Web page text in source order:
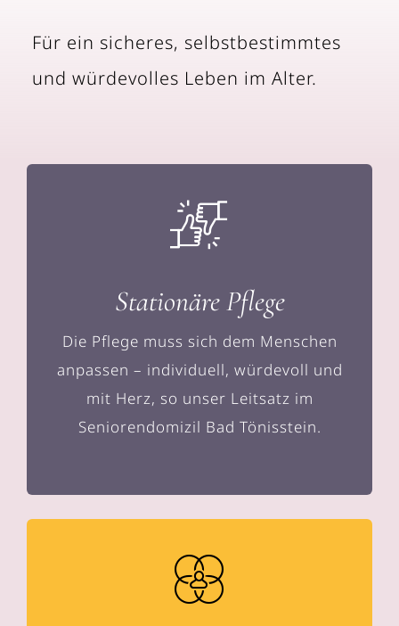
Für ein sicheres, selbstbestimmtes
und würdevolles Leben im Alter.
Stationäre Pflege
Die Pflege muss sich dem Menschen
anpassen – individuell, würdevoll und
mit Herz, so unser Leitsatz im
Seniorendomizil Bad Tönisstein.